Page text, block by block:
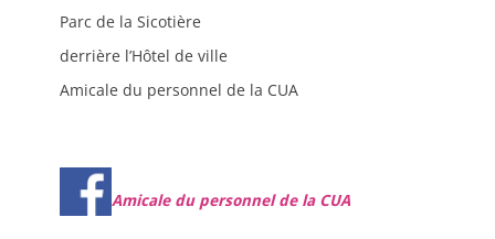
Parc de la Sicotière
derrière l’Hôtel de ville
Amicale du personnel de la CUA
Amicale du personnel de la CUA